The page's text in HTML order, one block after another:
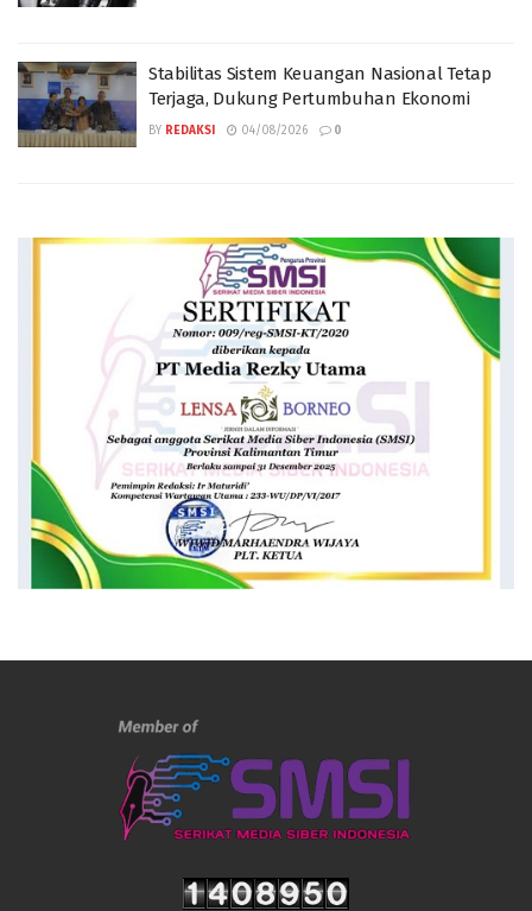
Stabilitas Sistem Keuangan Nasional Tetap
Terjaga, Dukung Pertumbuhan Ekonomi
BY REDAKSI 04/08/2026 0